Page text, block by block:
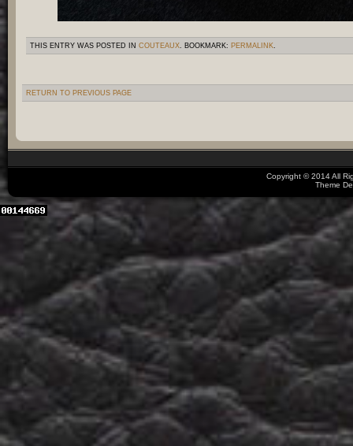
THIS ENTRY WAS POSTED IN COUTEAUX . BOOKMARK: PERMALINK
RETURN TO PREVIOUS PAGE
Copyright © 2014 All
Theme